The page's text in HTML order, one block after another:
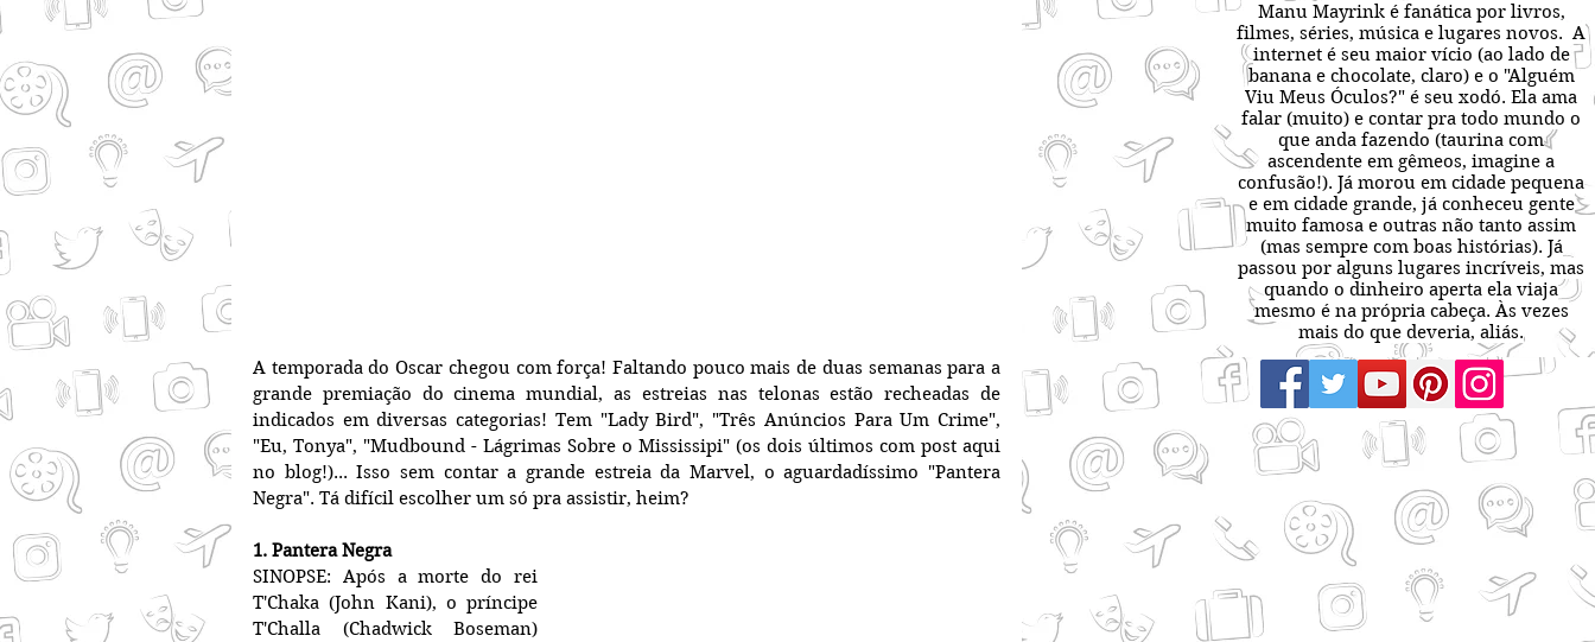
A temporada do Oscar chegou com força! Faltando pouco mais de duas semanas para a
grande premiação do cinema mundial, as estreias nas telonas estão recheadas de
indicados em diversas categorias! Tem "Lady Bird", "Três Anúncios Para Um Crime",
"Eu, Tonya", "Mudbound - Lágrimas Sobre o Mississipi" (os dois últimos com post aqui
no blog!)... Isso sem contar a grande estreia da Marvel, o aguardadíssimo "Pantera
Negra". Tá difícil escolher um só pra assistir, heim?
1. Pantera Negra
SINOPSE: Após a morte do rei
T'Chaka (John Kani), o príncipe
T'Challa (Chadwick Boseman)
Manu Mayrink é fanática por livros,
filmes, séries, música e lugares novos. A
internet é seu maior vício (ao lado de
banana e chocolate, claro) e o "Alguém
Viu Meus Óculos?" é seu xodó. Ela ama
falar (muito) e contar pra todo mundo o
que anda fazendo (taurina com
ascendente em gêmeos, imagine a
confusão!). Já morou em cidade pequena
e em cidade grande, já conheceu gente
muito famosa e outras não tanto assim
(mas sempre com boas histórias). Já
passou por alguns lugares incríveis, mas
quando o dinheiro aperta ela viaja
mesmo é na própria cabeça. Às vezes
mais do que deveria, aliás.